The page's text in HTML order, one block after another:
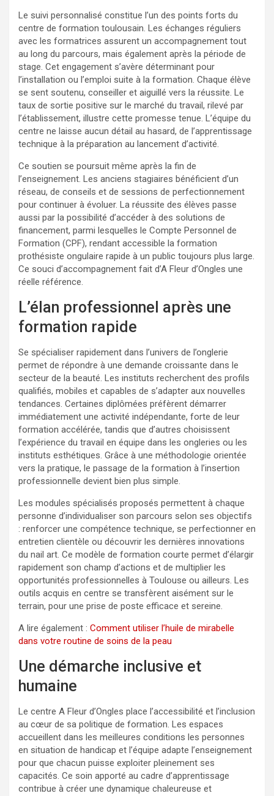
Le suivi personnalisé constitue l’un des points forts du
centre de formation toulousain. Les échanges réguliers
avec les formatrices assurent un accompagnement tout
au long du parcours, mais également après la période de
stage. Cet engagement s’avère déterminant pour
l’installation ou l’emploi suite à la formation. Chaque élève
se sent soutenu, conseiller et aiguillé vers la réussite. Le
taux de sortie positive sur le marché du travail, rilevé par
l’établissement, illustre cette promesse tenue. L’équipe du
centre ne laisse aucun détail au hasard, de l’apprentissage
technique à la préparation au lancement d’activité.
Ce soutien se poursuit même après la fin de
l’enseignement. Les anciens stagiaires bénéficient d’un
réseau, de conseils et de sessions de perfectionnement
pour continuer à évoluer. La réussite des élèves passe
aussi par la possibilité d’accéder à des solutions de
financement, parmi lesquelles le Compte Personnel de
Formation (CPF), rendant accessible la formation
prothésiste ongulaire rapide à un public toujours plus large.
Ce souci d’accompagnement fait d’A Fleur d’Ongles une
réelle référence.
L’élan professionnel après une
formation rapide
Se spécialiser rapidement dans l’univers de l’onglerie
permet de répondre à une demande croissante dans le
secteur de la beauté. Les instituts recherchent des profils
qualifiés, mobiles et capables de s’adapter aux nouvelles
tendances. Certaines diplômées préfèrent démarrer
immédiatement une activité indépendante, forte de leur
formation accélérée, tandis que d’autres choisissent
l’expérience du travail en équipe dans les ongleries ou les
instituts esthétiques. Grâce à une méthodologie orientée
vers la pratique, le passage de la formation à l’insertion
professionnelle devient bien plus simple.
Les modules spécialisés proposés permettent à chaque
personne d’individualiser son parcours selon ses objectifs
: renforcer une compétence technique, se perfectionner en
entretien clientèle ou découvrir les dernières innovations
du nail art. Ce modèle de formation courte permet d’élargir
rapidement son champ d’actions et de multiplier les
opportunités professionnelles à Toulouse ou ailleurs. Les
outils acquis en centre se transfèrent aisément sur le
terrain, pour une prise de poste efficace et sereine.
A lire également : Comment utiliser l’huile de mirabelle
dans votre routine de soins de la peau
Une démarche inclusive et
humaine
Le centre A Fleur d’Ongles place l’accessibilité et l’inclusion
au cœur de sa politique de formation. Les espaces
accueillent dans les meilleures conditions les personnes
en situation de handicap et l’équipe adapte l’enseignement
pour que chacun puisse exploiter pleinement ses
capacités. Ce soin apporté au cadre d’apprentissage
contribue à créer une dynamique chaleureuse et